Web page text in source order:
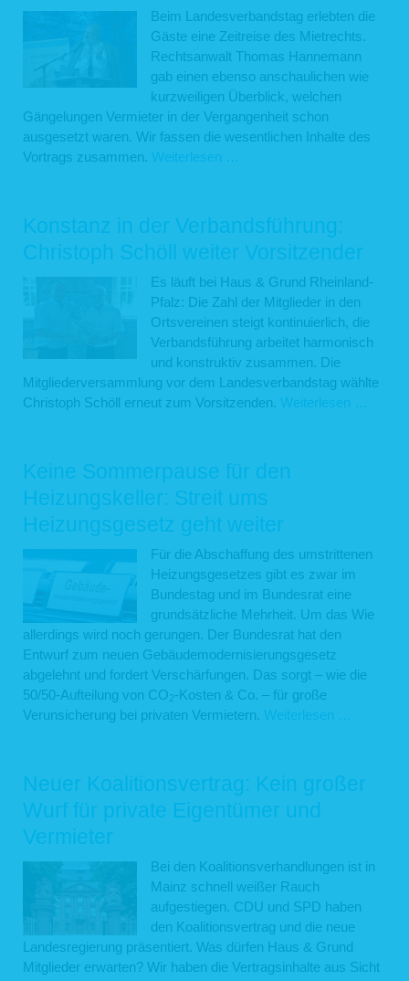
und
nahmen
teil
am
Beim Landesverbandstag erlebten die
Gäste eine Zeitreise des Mietrechts.
Rechtsanwalt Thomas Hannemann
gab einen ebenso anschaulichen wie
kurzweiligen Überblick, welchen
Gängelungen Vermieter in der Vergangenheit schon
ausgesetzt waren. Wir fassen die wesentlichen Inhalte des
Vortrags zusammen. Weiterlesen …
War
früher
für
Vermieter
alles
besser?
Konstanz in der Verbandsführung:
Christoph Schöll weiter Vorsitzender
Es läuft bei Haus & Grund Rheinland-
Pfalz: Die Zahl der Mitglieder in den
Ortsvereinen steigt kontinuierlich, die
Verbandsführung arbeitet harmonisch
und konstruktiv zusammen. Die
Mitgliederversammlung vor dem Landesverbandstag wählte
Christoph Schöll erneut zum Vorsitzenden. Weiterlesen …
Keine Sommerpause für den
Heizungskeller: Streit ums
Heizungsgesetz geht weiter
Für die Abschaffung des umstrittenen
Heizungsgesetzes gibt es zwar im
Bundestag und im Bundesrat eine
grundsätzliche Mehrheit. Um das Wie
allerdings wird noch gerungen. Der Bundesrat hat den
Entwurf zum neuen Gebäudemodernisierungsgesetz
abgelehnt und fordert Verschärfungen. Das sorgt – wie die
50/50-Aufteilung von CO2-Kosten & Co. – für große
Verunsicherung bei privaten Vermietern. Weiterlesen …
geht
Neuer Koalitionsvertrag: Kein großer
Wurf für private Eigentümer und
Vermieter
Bei den Koalitionsverhandlungen ist in
Mainz schnell weißer Rauch
aufgestiegen. CDU und SPD haben
den Koalitionsvertrag und die neue
Landesregierung präsentiert. Was dürfen Haus & Grund
Mitglieder erwarten? Wir haben die Vertragsinhalte aus Sicht